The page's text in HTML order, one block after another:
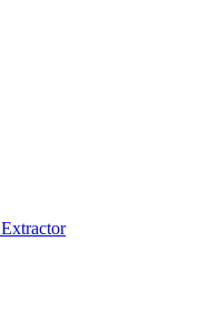
Extractor